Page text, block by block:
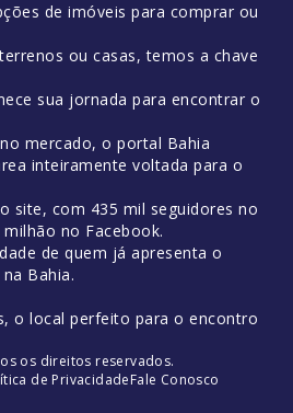
de imóveis para comprar ou
ou casas, temos a chave
sua jornada para encontrar o
mercado, o portal Bahia
inteiramente voltada para o
site, com 435 mil seguidores no
no Facebook.
de quem já apresenta o
Bahia.
o local perfeito para o encontro
os direitos reservados.
de PrivacidadeFale Conosco